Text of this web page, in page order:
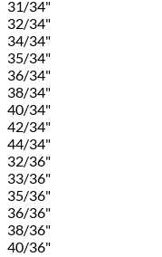
31/34"
32/34"
34/34"
35/34"
36/34"
38/34"
40/34"
42/34"
44/34"
32/36"
33/36"
35/36"
36/36"
38/36"
40/36"